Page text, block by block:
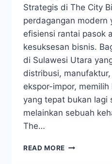
Strategis di The City
perdagangan modern
efisiensi rantai pasok
kesuksesan bisnis.
di Sulawesi Utara
distribusi,
ekspor-impor,
yang tepat bukan lagi
melainkan sebuah
The…
READ MORE GLOBAL